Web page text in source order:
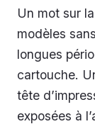
Un mot sur
modèles
longues
cartouche.
tête
exposées à